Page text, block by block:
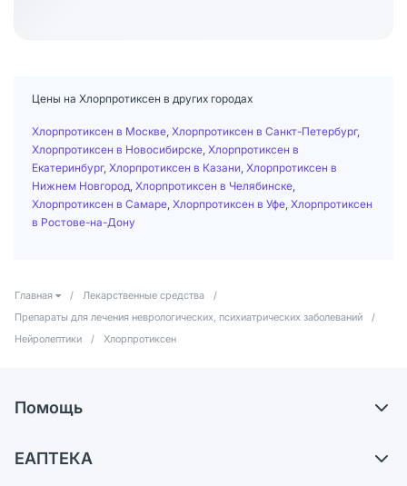
Цены на Хлорпротиксен в других городах
Хлорпротиксен в Москве Хлорпротиксен в Санкт-Петербург,
Хлорпротиксен в Новосибирске Хлорпротиксен в
Екатеринбург, Хлорпротиксен в Казани Хлорпротиксен в
Нижнем Новгород Хлорпротиксен в Челябинске
Хлорпротиксен в Самаре Хлорпротиксен в Уфе Хлорпротиксен
в Ростове-на-Дону
Главная / Лекарственные средства
/
Препараты для лечения неврологических, психиатрических заболеваний
/
Нейролептики
/ Хлорпротиксен
Помощь
Обмен и возврат
ЕАПТЕКА